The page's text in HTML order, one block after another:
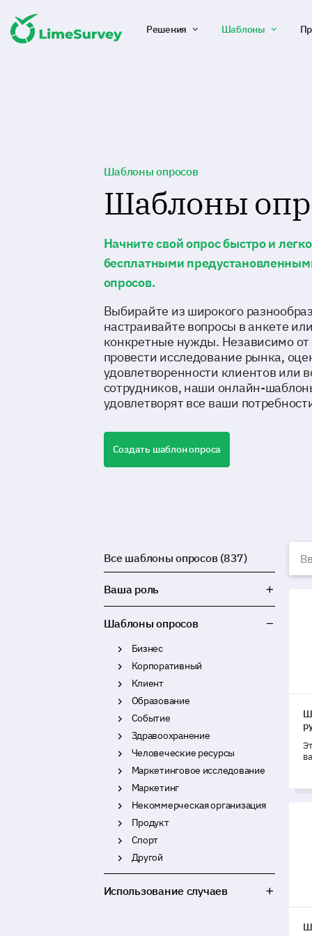
Решения Шаблоны
Шаблоны опросов
Шаблоны
Начните свой опрос быстро и
бесплатными
опросов.
Выбирайте из широкого
настраивайте вопросы в анкете
конкретные нужды. Независимо от
провести исследование рынка,
удовлетворенности клиентов или
сотрудников, наши онлайн-
удовлетворят все ваши
Создать шаблон опроса
Все шаблоны опросов (837)
Ваша роль
Шаблоны опросов
Бизнес
Корпоративный
Клиент
Образование
Событие
Здравоохранение
Человеческие ресурсы
Маркетинговое исследование
Маркетинг
Некоммерческая организация
Продукт
Спорт
Другой
Использование случаев